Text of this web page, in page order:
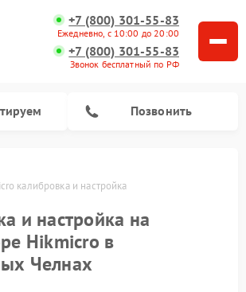
+7 (800) 301-55-83
Ежедневно, с 10:00 до 20:00
+7 (800) 301-55-83
Звонок бесплатный по РФ
Позвонить
калибровка и настройка
и настройка на
Hikmicro в
Челнах